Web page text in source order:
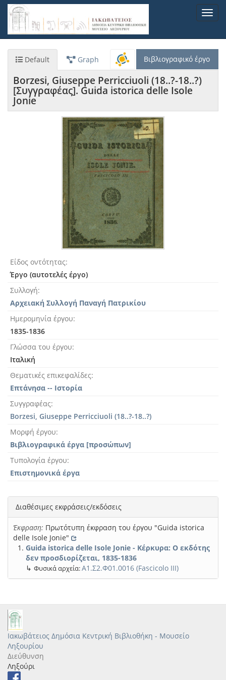
Παράκαμψη
προς
κυρίως
Default Graph Βιβλιογραφικό έργο
Borzesi, Giuseppe Perricciuoli (18..?-18..?)
[Συγγραφέας]. Guida istorica delle Isole
Jonie
Είδος οντότητας
Έργο (αυτοτελές έργο)
Συλλογή
Αρχειακή Συλλογή Παναγή Πατρικίου
Ημερομηνία έργου
1835-1836
Γλώσσα του έργου
Ιταλική
Θεματικές επικεφαλίδες
Επτάνησα -- Ιστορία
Συγγραφέας
Borzesi, Giuseppe Perricciuoli (18..?-18..?)
Μορφή έργου
Βιβλιογραφικά έργα [προσώπων]
Τυπολογία έργου
Επιστημονικά έργα
Διαθέσιμες εκφράσεις/εκδόσεις
Έκφραση: Πρωτότυπη έκφραση του έργου "Guida istorica
delle Isole Jonie"
Guida istorica delle Isole Jonie - Κέρκυρα: Ο εκδότης
δεν προσδιορίζεται, 1835-1836
↳ Φυσικά αρχεία:Α1.Σ2.Φ01.0016 (Fascicolo III)
Ιακωβάτειος Δημόσια Κεντρική Βιβλιοθήκη - Μουσείο
Ληξουρίου
Διεύθυνση
Ληξούρι